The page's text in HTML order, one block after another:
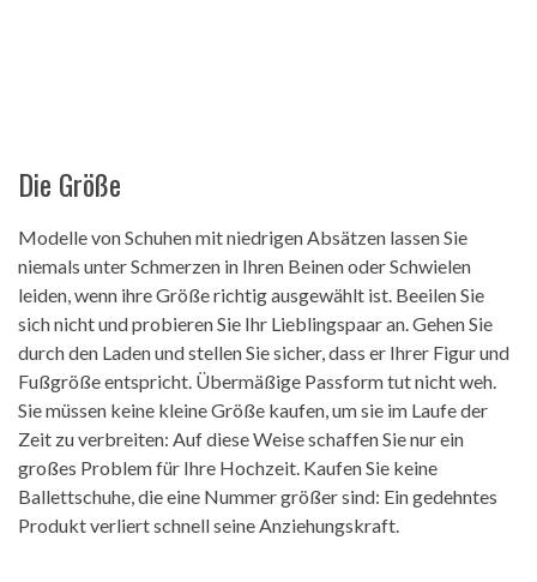
Die Größe
Modelle von Schuhen mit niedrigen Absätzen lassen Sie
niemals unter Schmerzen in Ihren Beinen oder Schwielen
leiden, wenn ihre Größe richtig ausgewählt ist. Beeilen Sie
sich nicht und probieren Sie Ihr Lieblingspaar an. Gehen Sie
durch den Laden und stellen Sie sicher, dass er Ihrer Figur und
Fußgröße entspricht. Übermäßige Passform tut nicht weh.
Sie müssen keine kleine Größe kaufen, um sie im Laufe der
Zeit zu verbreiten: Auf diese Weise schaffen Sie nur ein
großes Problem für Ihre Hochzeit. Kaufen Sie keine
Ballettschuhe, die eine Nummer größer sind: Ein gedehntes
Produkt verliert schnell seine Anziehungskraft.